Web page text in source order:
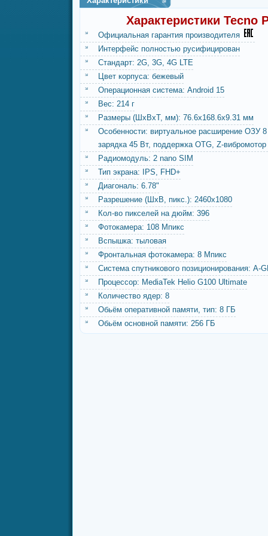
Характеристики Tecno
Официальная гарантия производителя
Интерфейс полностью русифицирован
Стандарт: 2G, 3G, 4G LTE
Цвет корпуса: бежевый
Операционная система: Android 15
Вес: 214 г
Размеры (ШxВxТ, мм): 76.6x168.6x9.31 мм
Особенности: виртуальное расширение ОЗУ
зарядка 45 Вт, поддержка OTG, Z-вибромотор
Радиомодуль: 2 nano SIM
Тип экрана: IPS, FHD+
Диагональ: 6.78"
Разрешение (ШxВ, пикс.): 2460x1080
Кол-во пикселей на дюйм: 396
Фотокамера: 108 Мпикс
Вспышка: тыловая
Фронтальная фотокамера: 8 Мпикс
Система спутникового позиционирования:
Процессор: MediaTek Helio G100 Ultimate
Количество ядер: 8
Обьём оперативной памяти, тип: 8 ГБ
Обьём основной памяти: 256 ГБ